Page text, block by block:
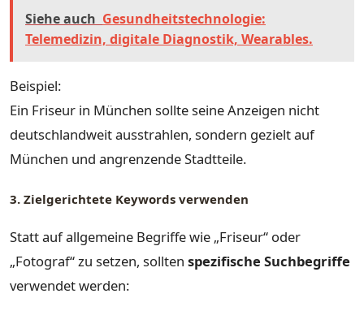
Siehe auch Gesundheitstechnologie:
Telemedizin, digitale Diagnostik, Wearables.
Beispiel:
Ein Friseur in München sollte seine Anzeigen nicht
deutschlandweit ausstrahlen, sondern gezielt auf
München und angrenzende Stadtteile.
3. Zielgerichtete Keywords verwenden
Statt auf allgemeine Begriffe wie „Friseur“ oder
„Fotograf“ zu setzen, sollten spezifische Suchbegriffe
verwendet werden: